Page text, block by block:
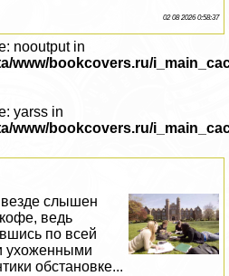
02 08 2026 0:58:37
nooutput in
www/bookcovers.ru/
yarss in
www/bookcovers.ru/
слышен
ведь
по всей
ухоженными
обстановке...